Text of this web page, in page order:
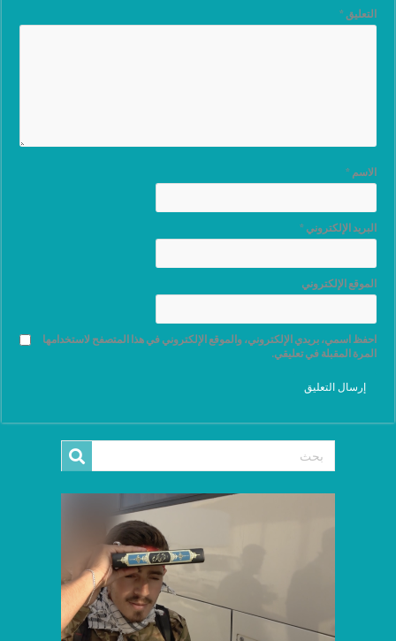
التعليق*
الاسم*
البريد الإلكتروني*
الموقع الإلكتروني
احفظ اسمي، بريدي الإلكتروني، والموقع الإلكتروني في هذا المتصفح لاستخدامها
المرة المقبلة في تعليقي.